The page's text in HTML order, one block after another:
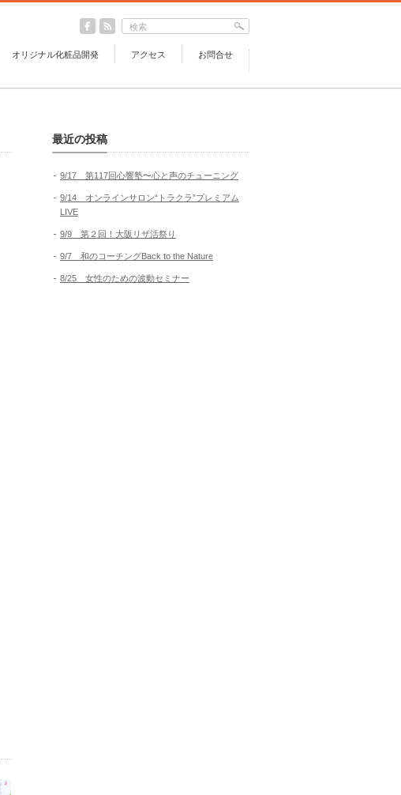
オリジナル化粧品開発 アクセス お問合せ
最近の投稿
9/17 第117回心響塾〜心と声のチューニング
9/14 オンラインサロン“トラクラ”プレミアム
LIVE
9/9 第２回！大阪リザ活祭り
9/7 和のコーチングBack to the Nature
8/25 女性のための波動セミナー